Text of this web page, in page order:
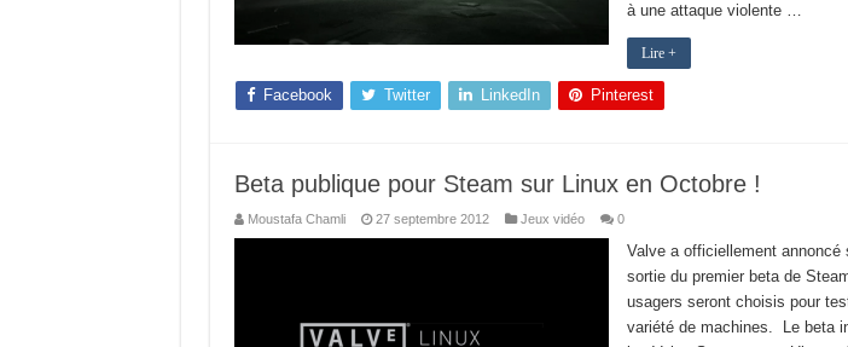
à une attaque violente …
Lire +
Facebook Twitter LinkedIn Pinterest
Beta publique pour Steam sur Linux en Octobre !
Moustafa Chamli 27 septembre 2012 Jeux vidéo 0
Valve a officiellement annoncé
sortie du premier beta de
usagers seront choisis pour
variété de machines. Le beta